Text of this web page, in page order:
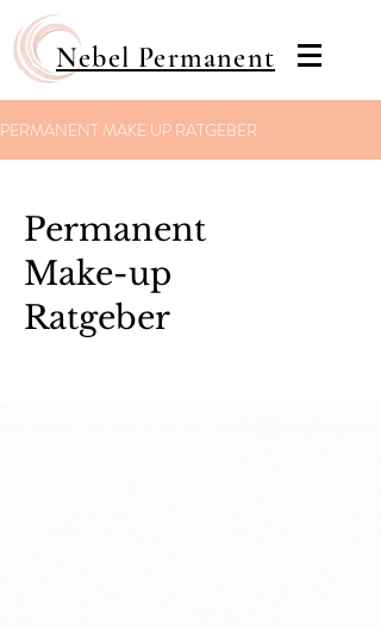
Nebel Permanent
PERMANENT MAKE UP RATGEBER
Permanent
Make-up
Ratgeber